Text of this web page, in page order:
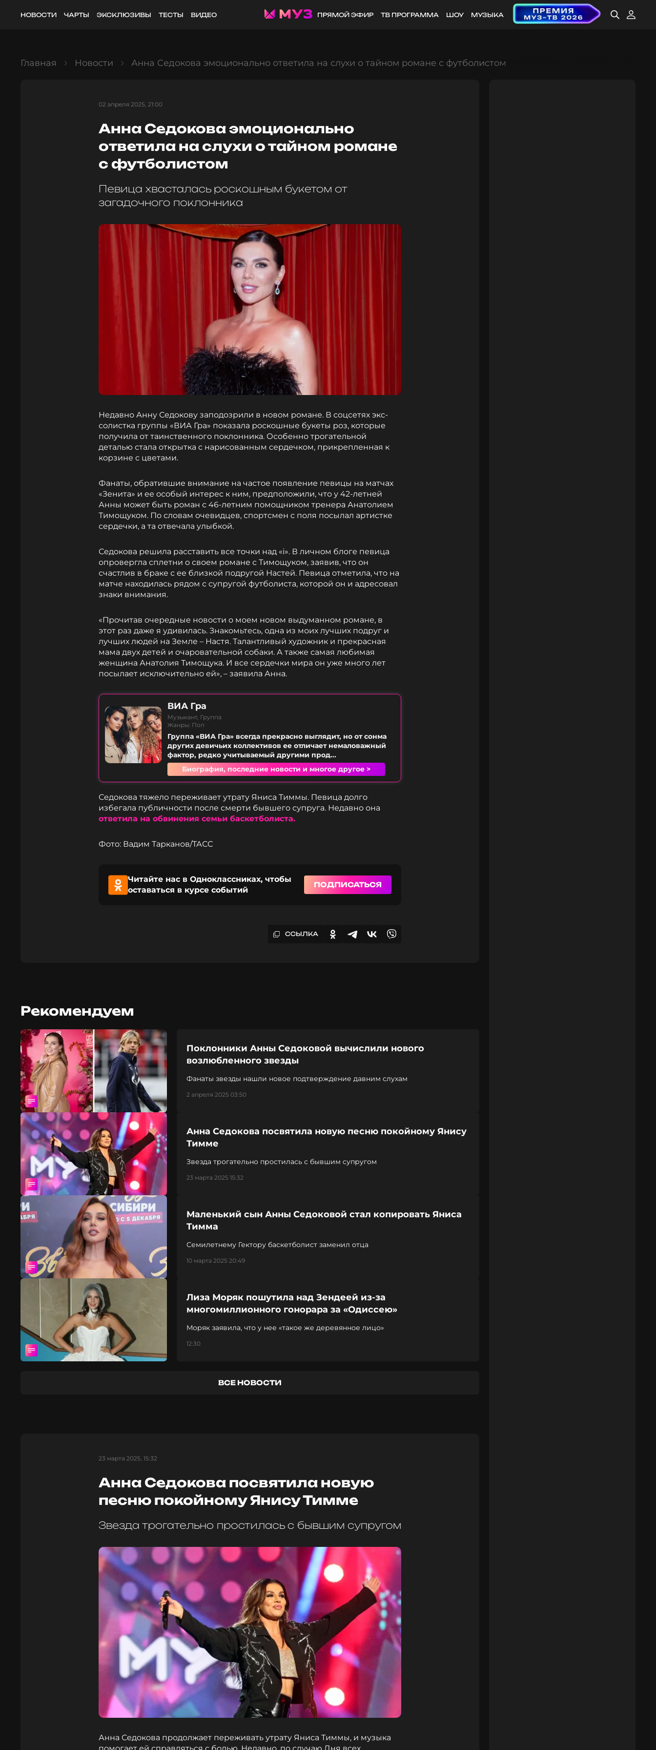
НОВОСТИ ЧАРТЫ ЭКСКЛЮЗИВЫ ТЕСТЫ ВИДЕО ПРЯМОЙ ЭФИР ТВ ПРОГРАММА ШОУ МУЗЫКА
Главная Новости Анна Седокова эмоционально ответила на слухи о тайном романе с футболистом
02 апреля 2025, 21:00
Анна Седокова эмоционально
ответила на слухи о тайном романе
с футболистом
Певица хвасталась роскошным букетом от
загадочного поклонника
Недавно Анну Седокову заподозрили в новом романе. В соцсетях экс-
солистка группы «ВИА Гра» показала роскошные букеты роз, которые
получила от таинственного поклонника. Особенно трогательной
деталью стала открытка с нарисованным сердечком, прикрепленная к
корзине с цветами.
Фанаты, обратившие внимание на частое появление певицы на матчах
«Зенита» и ее особый интерес к ним, предположили, что у 42-летней
Анны может быть роман с 46-летним помощником тренера Анатолием
Тимощуком. По словам очевидцев, спортсмен с поля посылал артистке
сердечки, а та отвечала улыбкой.
Седокова решила расставить все точки над «i». В личном блоге певица
опровергла сплетни о своем романе с Тимощуком, заявив, что он
счастлив в браке с ее близкой подругой Настей. Певица отметила, что на
матче находилась рядом с супругой футболиста, которой он и адресовал
знаки внимания.
«Прочитав очередные новости о моем новом выдуманном романе, в
этот раз даже я удивилась. Знакомьтесь, одна из моих лучших подруг и
лучших людей на Земле – Настя. Талантливый художник и прекрасная
мама двух детей и очаровательной собаки. А также самая любимая
женщина Анатолия Тимощука. И все сердечки мира он уже много лет
посылает исключительно ей», – заявила Анна.
ВИА Гра
Музыкант, Группа
Жанры: Поп
Группа «ВИА Гра» всегда прекрасно выглядит, но от сонма
других девичьих коллективов ее отличает немаловажный
фактор, редко учитываемый другими прод...
Биография, последние новости и многое другое >
Седокова тяжело переживает утрату Яниса Тиммы. Певица долго
избегала публичности после смерти бывшего супруга. Недавно она
ответила на обвинения семьи баскетболиста.
Фото: Вадим Тарканов/ТАСС
Читайте нас в Одноклассниках, чтобы
оставаться в курсе событий
ПОДПИСАТЬСЯ
ССЫЛКА
Рекомендуем
Поклонники Анны Седоковой вычислили нового
возлюбленного звезды
Фанаты звезды нашли новое подтверждение давним слухам
2 апреля 2025 03:50
Анна Седокова посвятила новую песню покойному Янису
Тимме
Звезда трогательно простилась с бывшим супругом
23 марта 2025 15:32
Маленький сын Анны Седоковой стал копировать Яниса
Тимма
Семилетнему Гектору баскетболист заменил отца
10 марта 2025 20:49
Лиза Моряк пошутила над Зендеей из-за
многомиллионного гонорара за «Одиссею»
Моряк заявила, что у нее «такое же деревянное лицо»
12:30
ВСЕ НОВОСТИ
23 марта 2025, 15:32
Анна Седокова посвятила новую
песню покойному Янису Тимме
Звезда трогательно простилась с бывшим супругом
Анна Седокова продолжает переживать утрату Яниса Тиммы, и музыка